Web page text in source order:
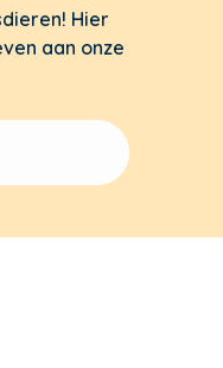
Hier
aan onze